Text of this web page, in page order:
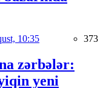
10:35 373
zərbələr:
yeni